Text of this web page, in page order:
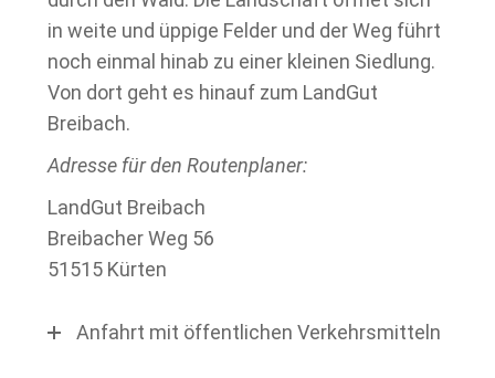
in weite und üppige Felder und der Weg führt
noch einmal hinab zu einer kleinen Siedlung.
Von dort geht es hinauf zum LandGut
Breibach.
Adresse für den Routenplaner:
LandGut Breibach
Breibacher Weg 56
51515 Kürten
Anfahrt mit öffentlichen Verkehrsmitteln